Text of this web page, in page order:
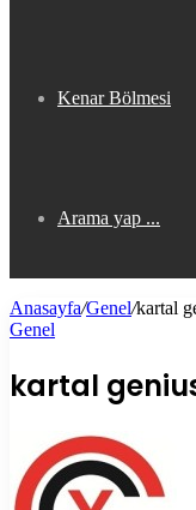
Kenar Bölmesi
Arama yap ...
Anasayfa/Genel/kartal
Genel
kartal